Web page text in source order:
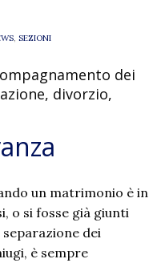
, SEZIONI
dei
divorzio,
un matrimonio è in
o si fosse già giunti
separazione dei
è sempre